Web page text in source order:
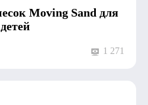
Moving Sand для
детей
1 271